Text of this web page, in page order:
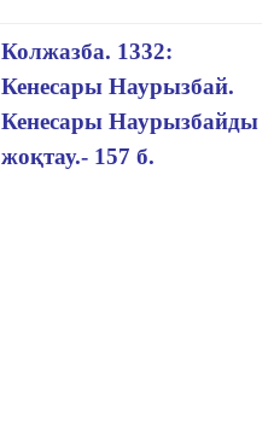
Колжазба. 1332:
Кенесары Наурызбай.
Кенесары Наурызбайды
жоқтау.- 157 б.